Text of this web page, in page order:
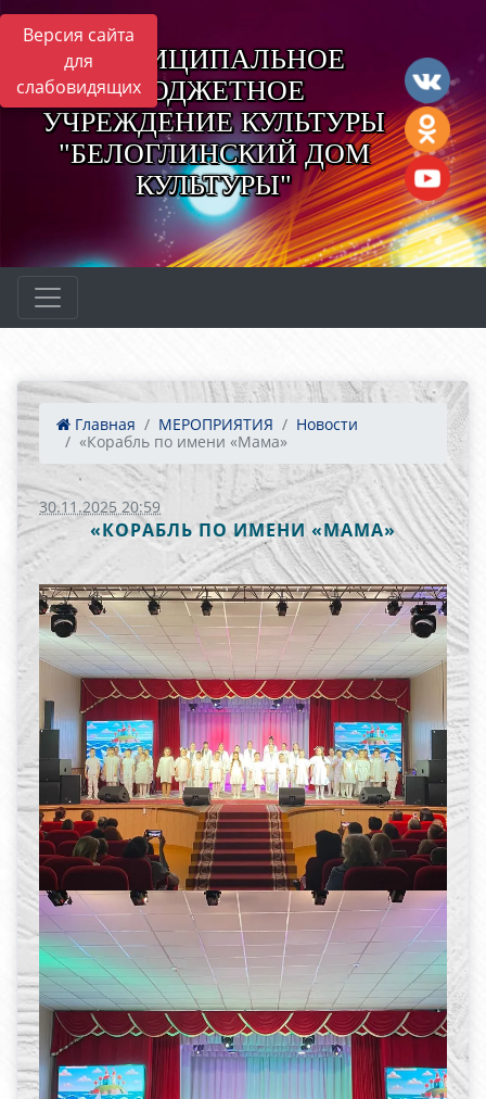
Версия сайта
для
слабовидящих
МУНИЦИПАЛЬНОЕ
БЮДЖЕТНОЕ
УЧРЕЖДЕНИЕ КУЛЬТУРЫ
"БЕЛОГЛИНСКИЙ ДОМ
КУЛЬТУРЫ"
Главная МЕРОПРИЯТИЯ
Новости
«Корабль по имени «Мама»
30.11.2025 20:59
«КОРАБЛЬ ПО ИМЕНИ «МАМА»